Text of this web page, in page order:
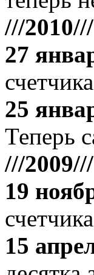
///2010///
27
25
Теперь
///2009///
19
15